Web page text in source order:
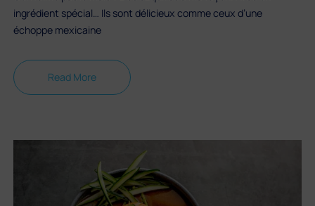
ingrédient spécial… Ils sont délicieux comme ceux d’une
échoppe mexicaine
Read More